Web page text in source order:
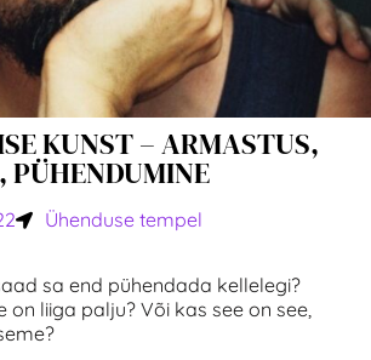
KUNST – ARMASTUS,
PÜHENDUMINE
Ühenduse tempel
sa end pühendada kellelegi?
on liiga palju? Või kas see on see,